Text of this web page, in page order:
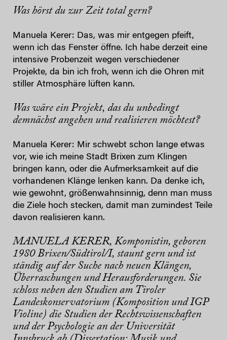
Was hörst du zur Zeit total gern?
Manuela Kerer: Das, was mir entgegen pfeift,
wenn ich das Fenster öffne. Ich habe derzeit eine
intensive Probenzeit wegen verschiedener
Projekte, da bin ich froh, wenn ich die Ohren mit
stiller Atmosphäre lüften kann.
Was wäre ein Projekt, das du unbedingt
demnächst angehen und realisieren möchtest?
Manuela Kerer: Mir schwebt schon lange etwas
vor, wie ich meine Stadt Brixen zum Klingen
bringen kann, oder die Aufmerksamkeit auf die
vorhandenen Klänge lenken kann. Da denke ich,
wie gewohnt, größenwahnsinnig, denn man muss
die Ziele hoch stecken, damit man zumindest Teile
davon realisieren kann.
MANUELA KERER, Komponistin, geboren
1980 Brixen/Südtirol/I, staunt gern und ist
ständig auf der Suche nach neuen Klängen,
Überraschungen und Herausforderungen. Sie
schloss neben den Studien am Tiroler
Landeskonservatorium (Komposition und IGP
Violine) die Studien der Rechtswissenschaften
und der Psychologie an der Universität